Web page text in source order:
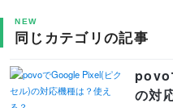
NEW
同じカテゴリの記事
povo
の対